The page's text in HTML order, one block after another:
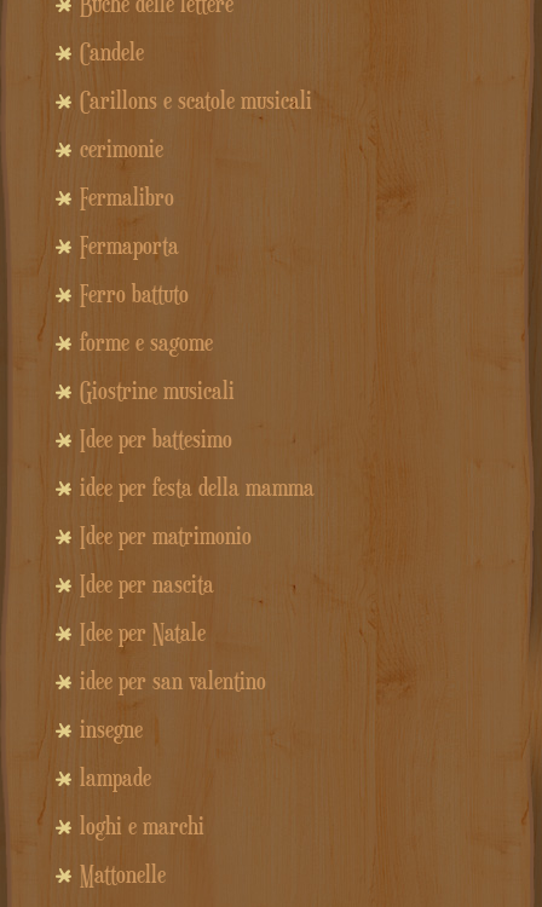
Candele
Carillons e scatole musicali
cerimonie
Fermalibro
Fermaporta
Ferro battuto
forme e sagome
Giostrine musicali
Idee per battesimo
idee per festa della mamma
Idee per matrimonio
Idee per nascita
Idee per Natale
idee per san valentino
insegne
lampade
loghi e marchi
Mattonelle